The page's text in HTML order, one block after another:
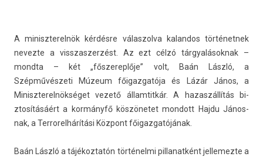
A miniszterel­nök kérdésre válas­zolva kalan­dos tör­ténet­nek
nevez­te a visszas­zerzést. Az ezt célzó tár­gyalások­nak –
mondta – két „fős­zerep­lője” volt, Baán László, a
Szépművészeti Múzeum főigaz­gatója és Lázár János, a
Miniszterel­nökséget vezető állam­titkár. A hazas­zállítás bi­
ztosításáért a kormányfő köszönetet mon­dott Hajdu János­
nak, a Ter­rorel­hárítási Központ főigaz­gatójának.
Baán László a tájékoz­tatón történelmi pil­lanat­ként jel­lemez­te a